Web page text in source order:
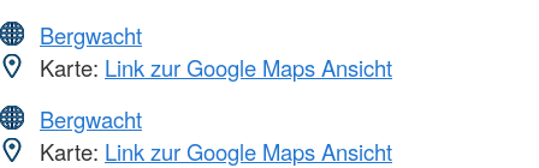
Bergwacht
Karte: Link zur Google Maps Ansicht
Bergwacht
Karte: Link zur Google Maps Ansicht